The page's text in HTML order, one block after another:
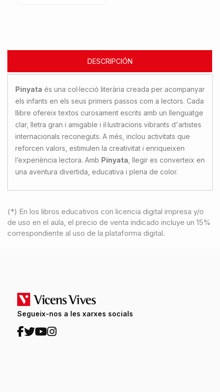
DESCRIPCIÓN
Pinyata és una col·lecció literària creada per acompanyar
els infants en els seus primers passos com a lectors. Cada
llibre ofereix textos curosament escrits amb un llenguatge
clar, lletra gran i amigable i il·lustracions vibrants d'artistes
internacionals reconeguts. A més, inclou activitats que
reforcen valors, estimulen la creativitat i enriqueixen
l’experiència lectora. Amb Pinyata , llegir es converteix en
una aventura divertida, educativa i plena de color.
(*) En los libros educativos con licencia digital impresa y/o
de uso en el aula, el precio de venta indicado incluye un 15%
correspondiente al uso de la plataforma digital.
Segueix-nos a les xarxes socials